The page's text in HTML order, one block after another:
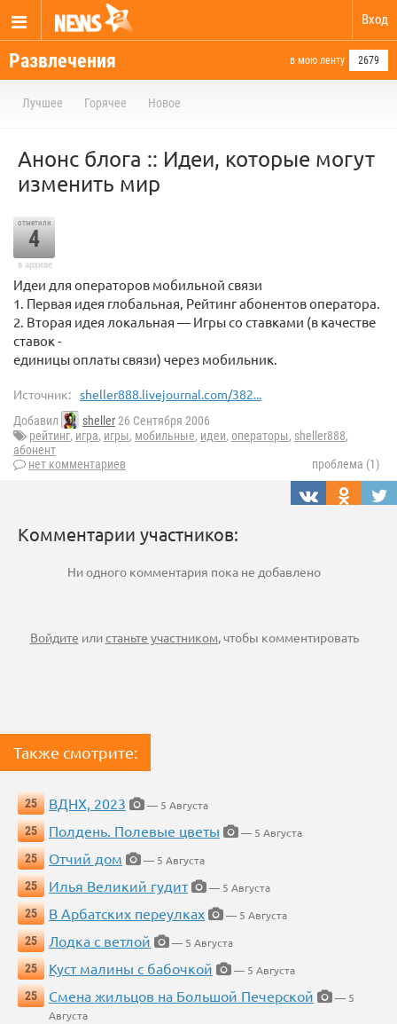
Вход
Развлечения в мою ленту 2679
Лучшее Горячее Новое
Анонс блога :: Идеи, которые могут
изменить мир
отметили
4
в архиве
Идеи для операторов мобильной связи
1. Первая идея глобальная, Рейтинг абонентов оператора.
2. Вторая идея локальная — Игры со ставками (в качестве
ставок -
единицы оплаты связи) через мобильник.
Источник: sheller888.livejournal.com/382...
Добавил sheller26 Сентября 2006
рейтинг, игра, игры, мобильные, идеи, операторы, sheller888,
абонент
нет комментариев
проблема (1)
Комментарии участников:
Ни одного комментария пока не добавлено
Войдите илистаньте участником, чтобы комментировать
Также смотрите:
25 ВДНХ, 2023
— 5 Августа
25
Полдень. Полевые цветы
— 5 Августа
25
Отчий дом
— 5 Августа
25
Илья Великий гудит
— 5 Августа
25
В Арбатских переулках
— 5 Августа
25
Лодка с ветлой
— 5 Августа
25
Куст малины с бабочкой
— 5 Августа
25
Смена жильцов на Большой Печерской
— 5
Августа